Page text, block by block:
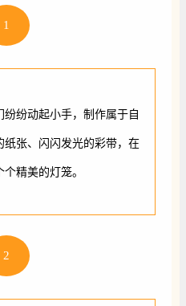
1
纷动起小手，制作属于自
纸张、闪闪发光的彩带，在
精美的灯笼。
2